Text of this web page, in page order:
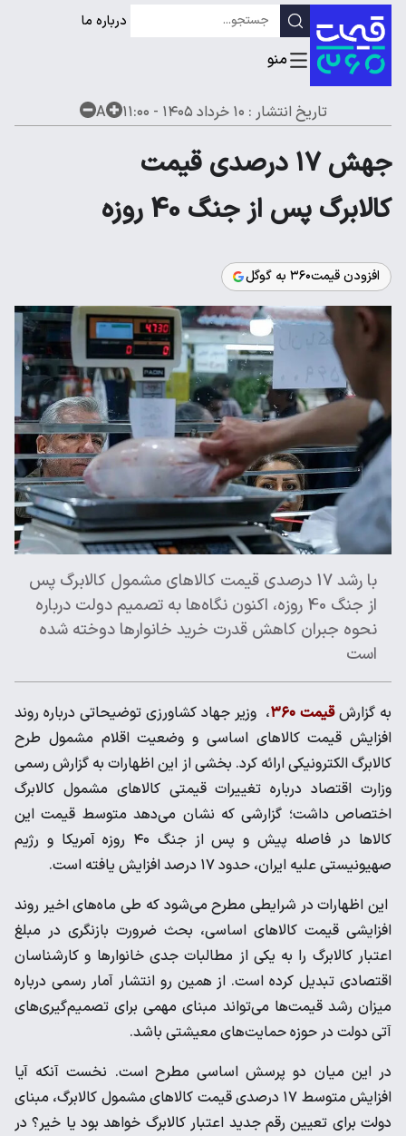
درباره ما
تاریخ انتشار : ۱۰ خرداد ۱۴۰۵ - ۱۱:۰۰ A
جهش ۱۷ درصدی قیمت
کالابرگ پس از جنگ 40 روزه
افزودن قیمت۳۶۰ به گوگل
با رشد 17 درصدی قیمت کالاهای مشمول کالابرگ پس
از جنگ 40 روزه، اکنون نگاه‌ها به تصمیم دولت درباره
نحوه جبران کاهش قدرت خرید خانوارها دوخته شده
است
به گزارشقیمت ۳۶۰
، وزیر جهاد کشاورزی توضیحاتی درباره روند
افزایش قیمت کالاهای اساسی و وضعیت اقلام مشمول طرح
کالابرگ الکترونیکی ارائه کرد. بخشی از این اظهارات به گزارش رسمی
وزارت اقتصاد درباره تغییرات قیمتی کالاهای مشمول کالابرگ
اختصاص داشت؛ گزارشی که نشان می‌دهد متوسط قیمت این
کالاها در فاصله پیش و پس از جنگ ۴۰ روزه آمریکا و رژیم
صهیونیستی علیه ایران، حدود ۱۷ درصد افزایش یافته است.
این اظهارات در شرایطی مطرح می‌شود که طی ماه‌های اخیر روند
افزایشی قیمت کالاهای اساسی، بحث ضرورت بازنگری در مبلغ
اعتبار کالابرگ را به یکی از مطالبات جدی خانوارها و کارشناسان
اقتصادی تبدیل کرده است. از همین رو انتشار آمار رسمی درباره
میزان رشد قیمت‌ها می‌تواند مبنای مهمی برای تصمیم‌گیری‌های
آتی دولت در حوزه حمایت‌های معیشتی باشد.
در این میان دو پرسش اساسی مطرح است. نخست آنکه آیا
افزایش متوسط ۱۷ درصدی قیمت کالاهای مشمول کالابرگ، مبنای
دولت برای تعیین رقم جدید اعتبار کالابرگ خواهد بود یا خیر؟ در